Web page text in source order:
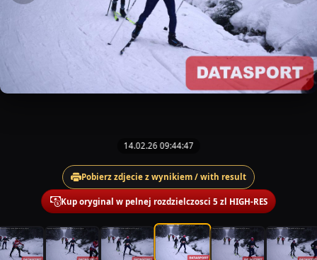
14.02.26 09:44:47
Pobierz zdjecie z wynikiem / with result
Kup oryginal w pelnej rozdzielczosci 5 zl HIGH-RES